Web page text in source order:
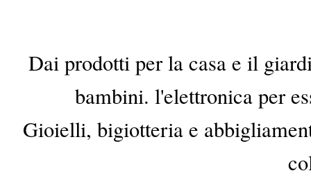
Dai prodotti per la casa e il
bambini. l'elettronica per
Gioielli, bigiotteria e